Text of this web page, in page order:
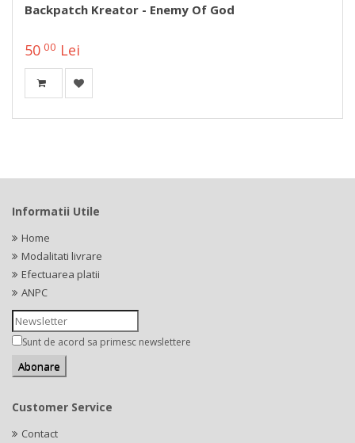
Backpatch Kreator - Enemy Of God
50 00 Lei
Informatii Utile
Home
Modalitati livrare
Efectuarea platii
ANPC
Sunt de acord sa primesc newslettere
Customer Service
Contact